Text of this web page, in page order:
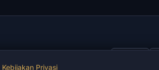
Kebijakan Privasi